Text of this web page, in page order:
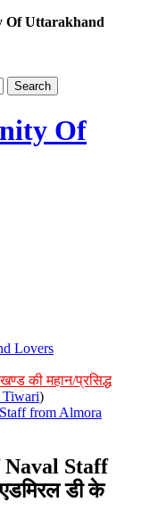
Of Uttarakhand
Of
Lovers
की महान/प्रसिद्ध
Tiwari)
from Almora
Staff
डी के